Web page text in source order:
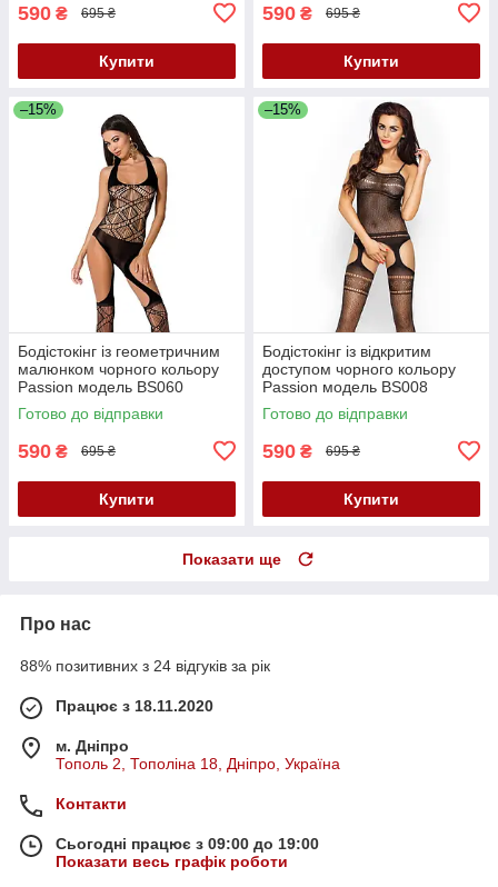
590 ₴ 695 ₴
Купити
590 ₴ 695 ₴
Купити
–15%
Бодістокінг із геометричним
малюнком чорного кольору
Passion модель BS060
розміри S M L Кайф
Готово до відправки
590 ₴ 695 ₴
Купити
–15%
Бодістокінг із відкритим
доступом чорного кольору
Passion модель BS008
розміри S M L Кайф
Готово до відправки
590 ₴ 695 ₴
Купити
Показати ще
Про нас
88% позитивних з 24 відгуків за рік
Працює з 18.11.2020
м. Дніпро
Тополь 2, Тополіна 18, Дніпро, Україна
Контакти
Сьогодні працює з 09:00 до 19:00
Показати весь графік роботи